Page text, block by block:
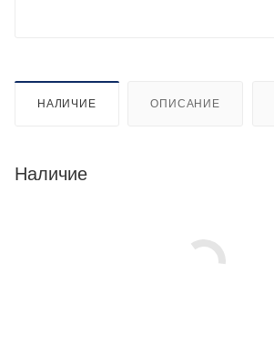
НАЛИЧИЕ ОПИСАНИЕ
Наличие